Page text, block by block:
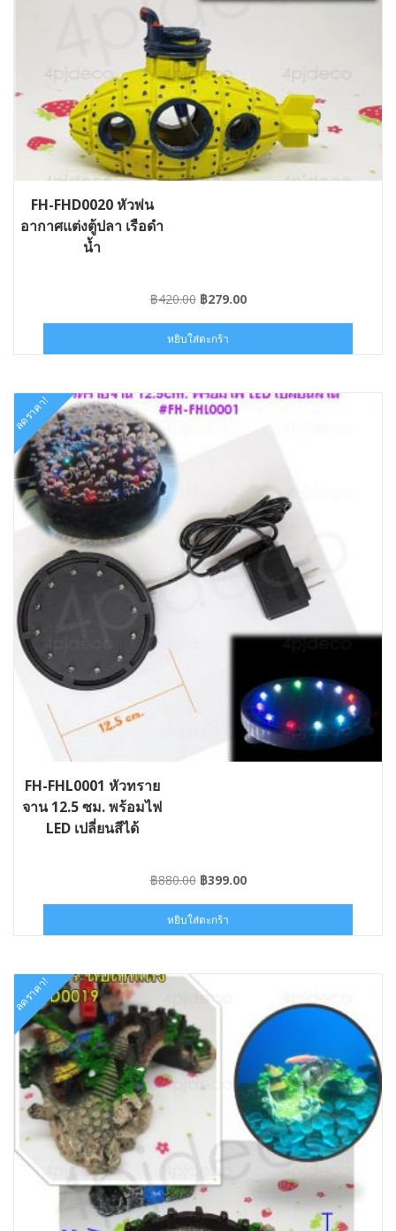
FH-FHD0020 หัวพ่น
อากาศแต่งตู้ปลา เรือดำ
น้ำ
฿420.00 Original
was:
฿420.00.
฿279.00Current
฿279.00.
หยิบใส่ตะกร้า
ลดราคา!
FH-FHL0001 หัวทราย
จาน 12.5 ซม. พร้อมไฟ
LED เปลี่ยนสีได้
฿880.00 Original
was:
฿880.00.
฿399.00Current
฿399.00.
หยิบใส่ตะกร้า
ลดราคา!